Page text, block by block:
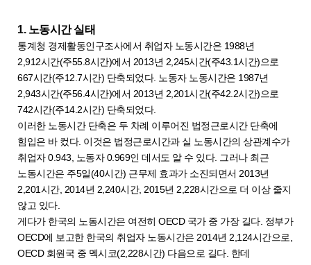
1. 노동시간 실태
통계청 경제활동인구조사에서 취업자 노동시간은 1988년
2,912시간(주55.8시간)에서 2013년 2,245시간(주43.1시간)으로
667시간(주12.7시간) 단축되었다. 노동자 노동시간은 1987년
2,943시간(주56.4시간)에서 2013년 2,201시간(주42.2시간)으로
742시간(주14.2시간) 단축되었다.
이러한 노동시간 단축은 두 차례 이루어진 법정근로시간 단축에
힘입은 바 컸다. 이것은 법정근로시간과 실 노동시간의 상관계수가
취업자 0.943, 노동자 0.969인 데서도 알 수 있다. 그러나 최근
노동시간은 주5일(40시간) 근무제 효과가 소진되면서 2013년
2,201시간, 2014년 2,240시간, 2015년 2,228시간으로 더 이상 줄지
않고 있다.
게다가 한국의 노동시간은 여전히 OECD 국가 중 가장 길다. 정부가
OECD에 보고한 한국의 취업자 노동시간은 2014년 2,124시간으로,
OECD 회원국 중 멕시코(2,228시간) 다음으로 길다. 한데